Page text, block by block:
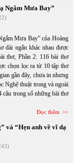
Ngắm Mưa Bay”
Mưa Bay” của Hoàng
dài ngắn khác nhau được
thơ, Phần 2: 116 bài thơ
chọn lọc ra từ 10 tập thơ
gần đây, chưa in nhưng
Nghệ thuật trong và ngoài
câu trong số những bài thơ
Đọc thêm
và “Hẹn anh về vĩ dạ